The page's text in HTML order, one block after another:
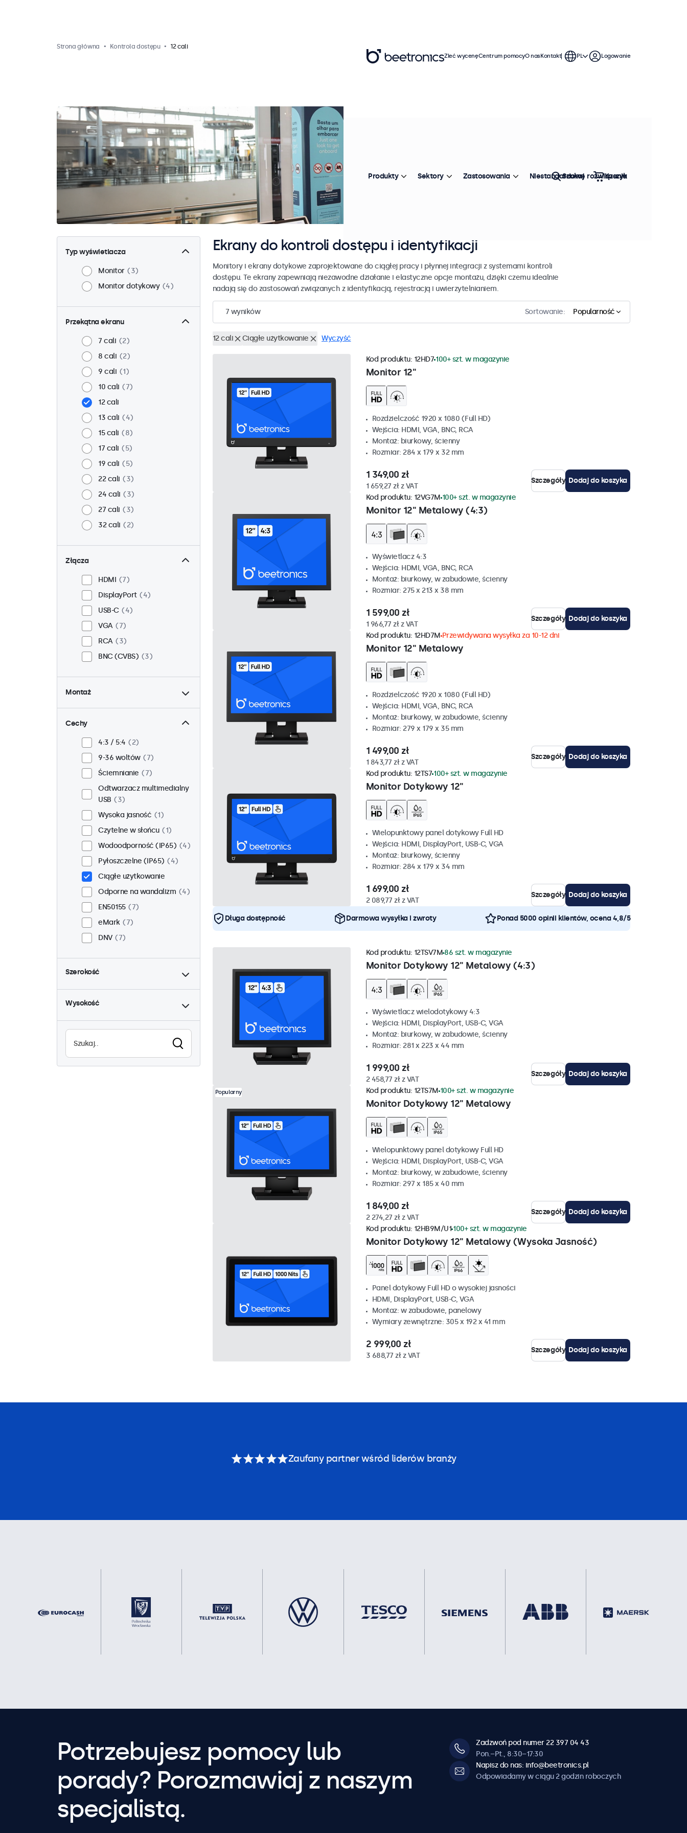
Strona główna Kontrola dostępu 12 cali
Typ wyświetlacza
Monitor
3
Monitor dotykowy
4
Przekątna ekranu
7 cali
2
8 cali
2
9 cali
1
10 cali
7
12 cali
13 cali
4
15 cali
8
17 cali
5
19 cali
5
22 cali
3
24 cali
3
27 cali
3
32 cali
2
Złącza
HDMI
7
DisplayPort
4
USB-C
4
VGA
7
RCA
3
BNC (CVBS)
3
Montaż
Biurkowy
6
Panelowy
1
W zabudowie
5
Stojak 19 cali
6
VESA 75 x 75
VESA 100 x 100
Cechy
4:3 / 5:4
2
9-36 woltów
7
Ściemnianie
7
Odtwarzacz multimedialny
USB
3
Wysoka jasność
1
Czytelne w słońcu
1
Wodoodporność (IP65)
4
Pyłoszczelne (IP65)
4
Ciągłe użytkowanie
Odporne na wandalizm
4
EN50155
7
eMark
7
DNV
7
Szerokość
Wysokość
Ekrany do kontroli dostępu i identyfikacji
Monitory i ekrany dotykowe zaprojektowane do ciągłej pracy i płynnej integracji z systemami kontroli
dostępu. Te ekrany zapewniają niezawodne działanie i elastyczne opcje montażu, dzięki czemu idealnie
nadają się do zastosowań związanych z identyfikacją, rejestracją i uwierzytelnianiem.
7 wyników Sortowanie: Popularność
12 cali Ciągłe użytkowanie Wyczyść
Monitor 12"
Kod produktu: 12HD7 100+ szt. w magazynie
Rozdzielczość 1920 x 1080 (Full HD)
Wejścia: HDMI, VGA, BNC, RCA
Montaż: biurkowy, ścienny
Rozmiar: 284 x 179 x 32 mm
1 349,00 zł
1 659,27 zł z VAT
Szczegóły Dodaj do koszyka
Monitor 12" Metalowy (4:3)
Kod produktu: 12VG7M 100+ szt. w magazynie
Wyświetlacz 4:3
Wejścia: HDMI, VGA, BNC, RCA
Montaż: biurkowy, w zabudowie, ścienny
Rozmiar: 275 x 213 x 38 mm
1 599,00 zł
1 966,77 zł z VAT
Szczegóły Dodaj do koszyka
Monitor 12" Metalowy
Kod produktu: 12HD7M Przewidywana wysyłka za 10-12 dni
Rozdzielczość 1920 x 1080 (Full HD)
Wejścia: HDMI, VGA, BNC, RCA
Montaż: biurkowy, w zabudowie, ścienny
Rozmiar: 279 x 179 x 35 mm
1 499,00 zł
1 843,77 zł z VAT
Szczegóły Dodaj do koszyka
Monitor Dotykowy 12"
Kod produktu: 12TS7 100+ szt. w magazynie
Wielopunktowy panel dotykowy Full HD
Wejścia: HDMI, DisplayPort, USB-C, VGA
Montaż: biurkowy, ścienny
Rozmiar: 284 x 179 x 34 mm
1 699,00 zł
2 089,77 zł z VAT
Szczegóły Dodaj do koszyka
Długa dostępność Darmowa wysyłka i zwroty Ponad 5000 opinii klientów, ocena 4,8/5
Monitor Dotykowy 12" Metalowy (4:3)
Kod produktu: 12TSV7M 86 szt. w magazynie
Wyświetlacz wielodotykowy 4:3
Wejścia: HDMI, DisplayPort, USB-C, VGA
Montaż: biurkowy, w zabudowie, ścienny
Rozmiar: 281 x 223 x 44 mm
1 999,00 zł
2 458,77 zł z VAT
Szczegóły Dodaj do koszyka
Popularny
Monitor Dotykowy 12" Metalowy
Kod produktu: 12TS7M 100+ szt. w magazynie
Wielopunktowy panel dotykowy Full HD
Wejścia: HDMI, DisplayPort, USB-C, VGA
Montaż: biurkowy, w zabudowie, ścienny
Rozmiar: 297 x 185 x 40 mm
1 849,00 zł
2 274,27 zł z VAT
Szczegóły Dodaj do koszyka
Monitor Dotykowy 12" Metalowy (Wysoka Jasność)
Kod produktu: 12HB9M/U1 100+ szt. w magazynie
Panel dotykowy Full HD o wysokiej jasności
HDMI, DisplayPort, USB-C, VGA
Montaz: w zabudowie, panelowy
Wymiary zewnętrzne: 305 x 192 x 41 mm
2 999,00 zł
3 688,77 zł z VAT
Szczegóły Dodaj do koszyka
Zleć wycenęCentrum pomocyO nasKontakt PL Logowanie
Produkty Sektory Zastosowania Niestandardowe rozwiązania
Szukaj Koszyk
Zaufany partner wśród liderów branży
Potrzebujesz pomocy lub
porady? Porozmawiaj z naszym
specjalistą.
Zadzwoń pod numer 22 397 04 43
Pon.–Pt., 8:30–17:30
Napisz do nas: info@beetronics.pl
Odpowiadamy w ciągu 2 godzin roboczych